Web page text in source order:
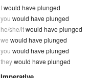
Iwould have plunged
you would have plunged
he/she/itwould have plunged
we would have plunged
you would have plunged
theywould have plunged